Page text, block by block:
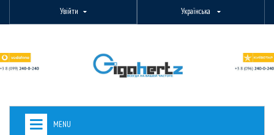
Увійти Українська
MENU